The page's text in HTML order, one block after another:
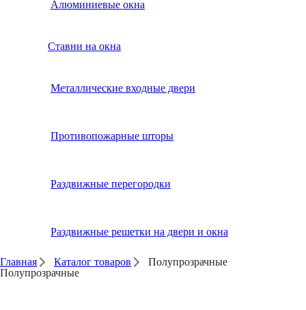
Алюминиевые окна
Ставни на окна
Металлические входные двери
Противопожарные шторы
Раздвижные перегородки
Раздвижные решетки на двери и окна
Главная Каталог товаров
Полупрозрачные
Полупрозрачные